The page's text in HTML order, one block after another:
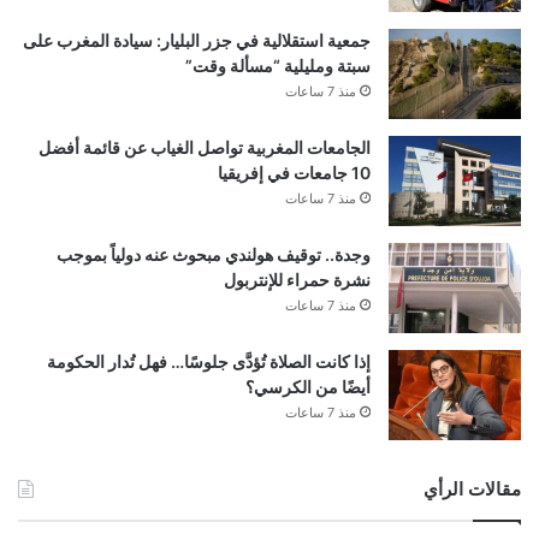
جمعية استقلالية في جزر البليار: سيادة المغرب على
سبتة ومليلية “مسألة وقت”
منذ 7 ساعات
الجامعات المغربية تواصل الغياب عن قائمة أفضل
10 جامعات في إفريقيا
منذ 7 ساعات
وجدة.. توقيف هولندي مبحوث عنه دولياً بموجب
نشرة حمراء للإنتربول
منذ 7 ساعات
إذا كانت الصلاة تُؤدَّى جلوسًا… فهل تُدار الحكومة
أيضًا من الكرسي؟
منذ 7 ساعات
مقالات الرأي